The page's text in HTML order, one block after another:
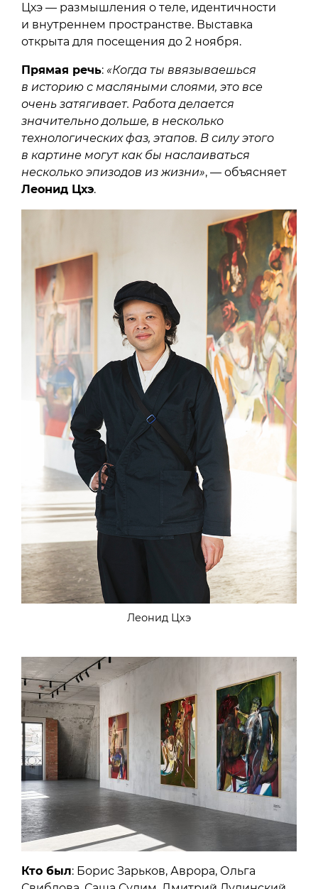
Цхэ — размышления о теле, идентичности
и внутреннем пространстве. Выставка
открыта для посещения до 2 ноября.
Прямая речь: «Когда ты ввязываешься
в историю с масляными слоями, это все
очень затягивает. Работа делается
значительно дольше, в несколько
технологических фаз, этапов. В силу этого
в картине могут как бы наслаиваться
несколько эпизодов из жизни», — объясняет
Леонид Цхэ.
Леонид Цхэ
Кто был: Борис Зарьков, Аврора, Ольга